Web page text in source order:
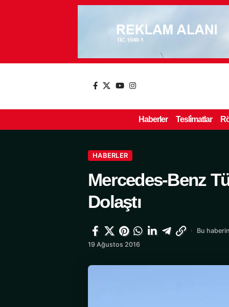
Haberler Tesli̇matlar
HABERLER
Mercedes-Benz
Dolaştı
19 Ağustos 2016
Bu